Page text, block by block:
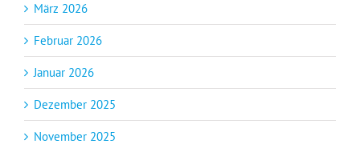
März 2026
Februar 2026
Januar 2026
Dezember 2025
November 2025